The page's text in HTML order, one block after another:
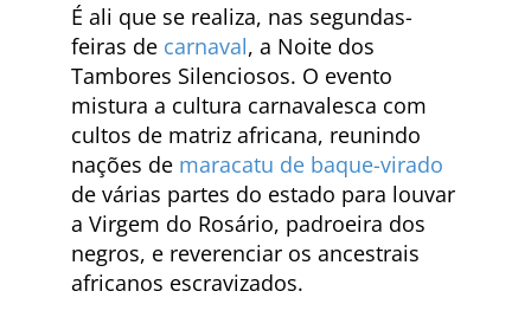
É ali que se realiza, nas segundas-
feiras de carnaval, a Noite dos
Tambores Silenciosos. O evento
mistura a cultura carnavalesca com
cultos de matriz africana, reunindo
nações de maracatu de baque-virado
de várias partes do estado para louvar
a Virgem do Rosário, padroeira dos
negros, e reverenciar os ancestrais
africanos escravizados.